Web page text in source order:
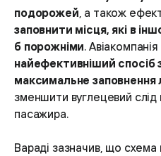
подорожей, а також
заповнити місця, які в
б порожніми.
найефективніший спосіб
максимальне заповнення
зменшити вуглецевий
пасажира.
Вараді зазначив, що схема